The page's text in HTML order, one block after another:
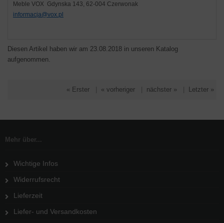
Meble VOX Gdynska 143, 62-004 Czerwonak
informacja@vox.pl
Diesen Artikel haben wir am 23.08.2018 in unseren Katalog
aufgenommen.
« Erster « vorheriger nächster » Letzter »
Mehr über...
Wichtige Infos
Widerrufsrecht
Lieferzeit
Liefer- und Versandkosten